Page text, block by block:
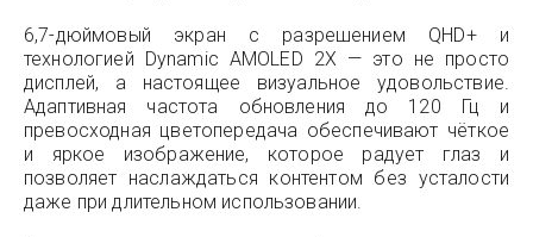
6,7-дюймовый экран с разрешением QHD+ и
технологией Dynamic AMOLED 2X — это не просто
дисплей, а настоящее визуальное удовольствие.
Адаптивная частота обновления до 120 Гц и
превосходная цветопередача обеспечивают чёткое
и яркое изображение, которое радует глаз и
позволяет наслаждаться контентом без усталости
даже при длительном использовании.